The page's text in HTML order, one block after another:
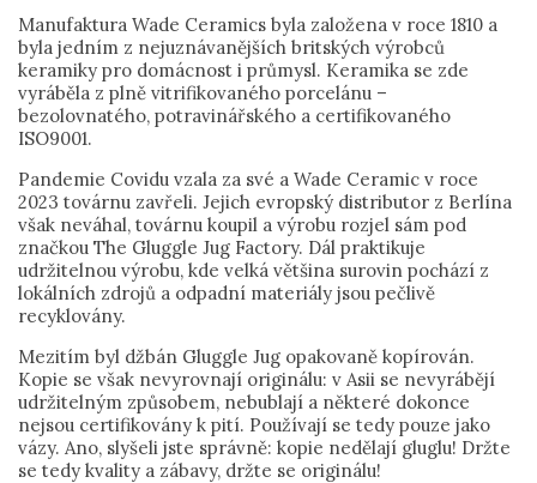
Manufaktura Wade Ceramics byla založena v roce 1810 a
byla jedním z nejuznávanějších britských výrobců
keramiky pro domácnost i průmysl. Keramika se zde
vyráběla z plně vitrifikovaného porcelánu –
bezolovnatého, potravinářského a certifikovaného
ISO9001.
Pandemie Covidu vzala za své a Wade Ceramic v roce
2023 továrnu zavřeli. Jejich evropský distributor z Berlína
však neváhal, továrnu koupil a výrobu rozjel sám pod
značkou The Gluggle Jug Factory. Dál praktikuje
udržitelnou výrobu, kde velká většina surovin pochází z
lokálních zdrojů a odpadní materiály jsou pečlivě
recyklovány.
Mezitím byl džbán Gluggle Jug opakovaně kopírován.
Kopie se však nevyrovnají originálu: v Asii se nevyrábějí
udržitelným způsobem, nebublají a některé dokonce
nejsou certifikovány k pití. Používají se tedy pouze jako
vázy. Ano, slyšeli jste správně: kopie nedělají gluglu! Držte
se tedy kvality a zábavy, držte se originálu!